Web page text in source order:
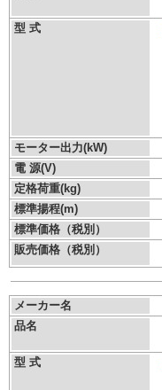
型 式
モーター出力(kW)
電 源(V)
定格荷重(kg)
標準揚程(m)
標準価格（税別）
販売価格（税別）
メーカー名
品名
型 式